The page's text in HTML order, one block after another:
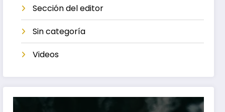
Sección del editor
Sin categoría
Videos